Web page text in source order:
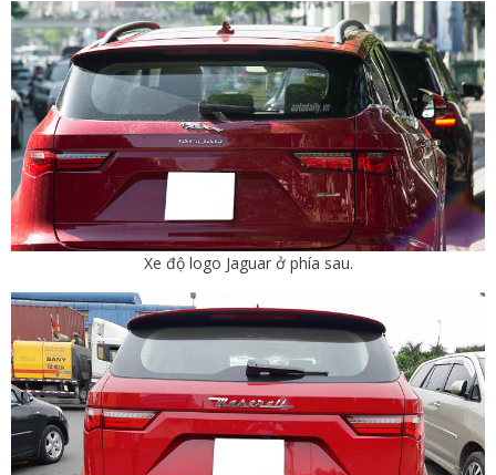
Xe độ logo Jaguar ở phía sau.